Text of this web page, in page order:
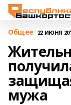
Общее 22 ИЮНЯ
мужа